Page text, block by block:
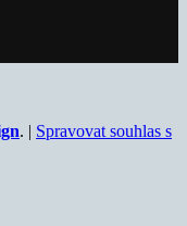
. | Spravovat souhlas s